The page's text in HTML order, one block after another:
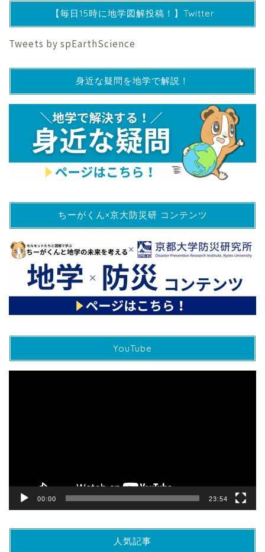
【毎日15時に地学図解投稿！】Twitter
Tweets by spEarthScience
身近な疑問を地学で解説！
ちーがくん×京大防災研 コンテンツ
YouTube
00:00 23:54
人気記事